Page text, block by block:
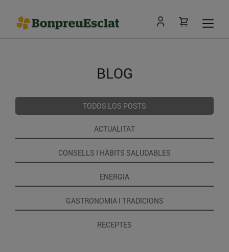
BLOG
TODOS LOS POSTS
ACTUALITAT
CONSELLS I HÀBITS SALUDABLES
ENERGIA
GASTRONOMIA I TRADICIONS
RECEPTES